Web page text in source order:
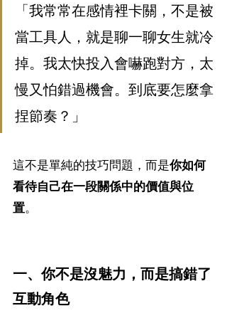
「我常常在感情裡卡關，不是被
當工具人，就是聊一聊女生就冷
掉。我太快投入會嚇跑對方，太
慢又怕錯過機會。到底要怎麼拿
捏節奏？」
這不是單純的技巧問題，而是你如何
看待自己在一段關係中的價值與位
置。
一、你不是沒魅力，而是搞錯了
互動角色